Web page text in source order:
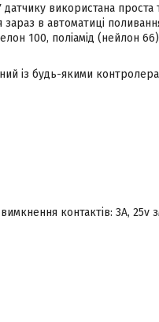
використана проста
в автоматиці
100, поліамід (нейлон
із будь-якими
контактів: 3A, 25v